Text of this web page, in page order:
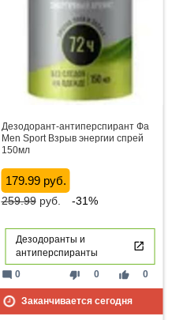
Дезодорант-антиперспирант Фа
Men Sport Взрыв энергии спрей
150мл
179.99 руб.
259.99руб. -31%
Дезодоранты и
антиперспиранты
thumb_down 0 thumb_up 0
mode_comment 0
Заканчивается сегодня